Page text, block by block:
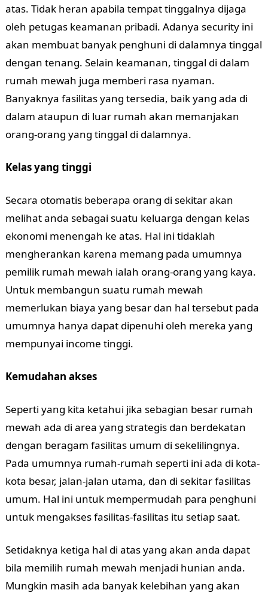
atas. Tidak heran apabila tempat tinggalnya dijaga
oleh petugas keamanan pribadi. Adanya security ini
akan membuat banyak penghuni di dalamnya tinggal
dengan tenang. Selain keamanan, tinggal di dalam
rumah mewah juga memberi rasa nyaman.
Banyaknya fasilitas yang tersedia, baik yang ada di
dalam ataupun di luar rumah akan memanjakan
orang-orang yang tinggal di dalamnya.
Kelas yang tinggi
Secara otomatis beberapa orang di sekitar akan
melihat anda sebagai suatu keluarga dengan kelas
ekonomi menengah ke atas. Hal ini tidaklah
mengherankan karena memang pada umumnya
pemilik rumah mewah ialah orang-orang yang kaya.
Untuk membangun suatu rumah mewah
memerlukan biaya yang besar dan hal tersebut pada
umumnya hanya dapat dipenuhi oleh mereka yang
mempunyai income tinggi.
Kemudahan akses
Seperti yang kita ketahui jika sebagian besar rumah
mewah ada di area yang strategis dan berdekatan
dengan beragam fasilitas umum di sekelilingnya.
Pada umumnya rumah-rumah seperti ini ada di kota-
kota besar, jalan-jalan utama, dan di sekitar fasilitas
umum. Hal ini untuk mempermudah para penghuni
untuk mengakses fasilitas-fasilitas itu setiap saat.
Setidaknya ketiga hal di atas yang akan anda dapat
bila memilih rumah mewah menjadi hunian anda.
Mungkin masih ada banyak kelebihan yang akan